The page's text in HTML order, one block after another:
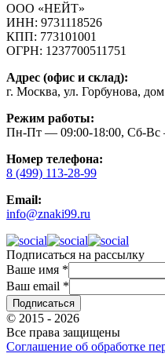
ООО «НЕЙТ»
ИНН: 9731118526
КПП: 773101001
ОГРН: 1237700511751
Адрес (офис и склад):
г. Москва, ул. Горбунова,
Режим работы:
Пн-Пт — 09:00-18:00, Сб-Вс
Номер телефона:
8 (499) 113-28-99
Email:
info@znaki99.ru
Подписаться на рассылку
Ваше имя *
Ваш email *
© 2015 - 2026
Все права защищены
Соглашение об обработке